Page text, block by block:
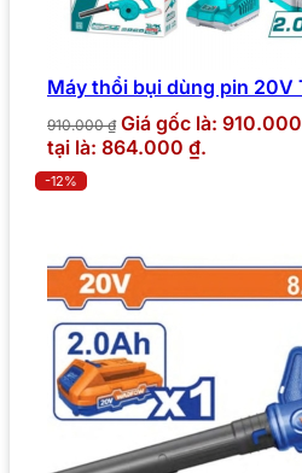
Máy thổi bụi dùng pin 20V
910.000₫ Giá gốc là:
tại là: 864.000 ₫.
-12%